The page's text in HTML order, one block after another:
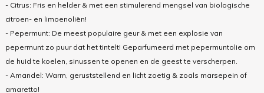
- Citrus: Fris en helder & met een stimulerend mengsel van biologische
citroen- en limoenoliën!
- Pepermunt: De meest populaire geur & met een explosie van
pepermunt zo puur dat het tintelt! Geparfumeerd met pepermuntolie om
de huid te koelen, sinussen te openen en de geest te verscherpen.
- Amandel: Warm, geruststellend en licht zoetig & zoals marsepein of
amaretto!